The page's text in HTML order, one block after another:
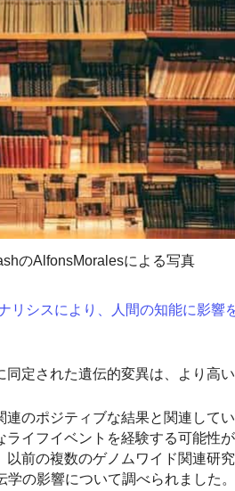
のAlfonsMoralesによる写真
リシスにより、人間の知能に影響
定された遺伝的変異は、より高
のポジティブな結果と関連して
イフイベントを経験する可能性
前の複数のゲノムワイド関連研
の影響について調べられました